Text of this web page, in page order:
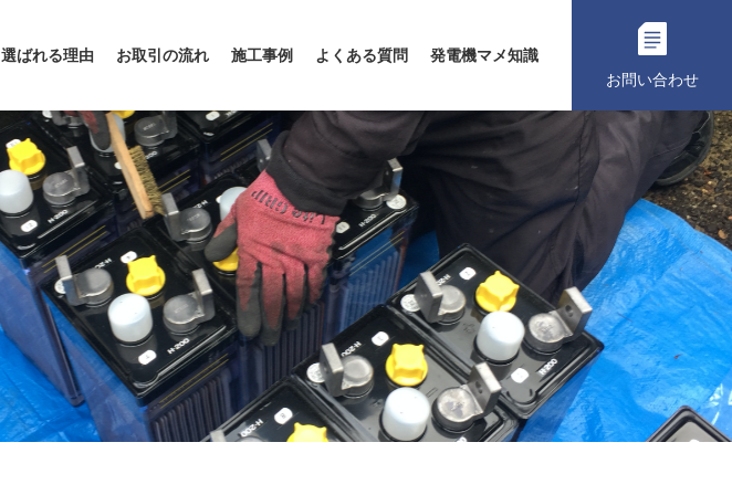
選ばれる理由 お取引の流れ 施工事例 よくある質問
発電機マメ知識
お問い合わせ